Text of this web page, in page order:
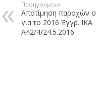
Προηγούμενο
Αποτίμηση παροχών
για το 2016 Έγγρ. ΙΚΑ
Α42/4/24.5.2016